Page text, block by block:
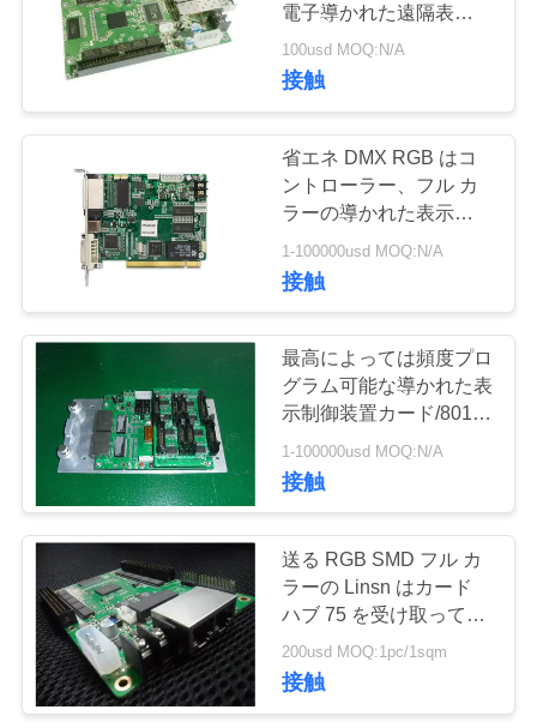
工
理
COMPANY
NEWS
地
電子導かれた遠隔表示制
御装置カード
100usd MOQ:N/A
接触
省エネ DMX RGB はコ
ントローラー、フル カ
ラーの導かれた表示制御
装置カードを導きました
1-100000usd MOQ:N/A
接触
最高によっては頻度プロ
グラム可能な導かれた表
示制御装置カード/801
発送カードが新たになり
ます
1-100000usd MOQ:N/A
接触
送る RGB SMD フル カ
ラーの Linsn はカード
ハブ 75 を受け取って遠
隔表示制御装置カードを
導きました
200usd MOQ:1pc/1sqm
接触